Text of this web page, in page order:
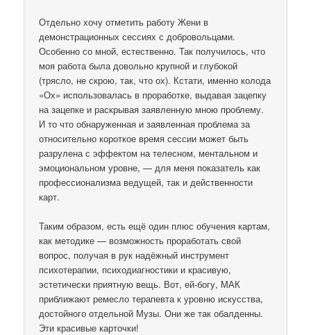
Отдельно хочу отметить работу Жени в
демонстрационных сессиях с добровольцами.
Особенно со мной, естественно. Так получилось, что
моя работа была довольно крупной и глубокой
(трясло, не скрою, так, что ох). Кстати, именно колода
«Ох» использовалась в проработке, выдавая зацепку
на зацепке и раскрывая заявленную мною проблему.
И то что обнаруженная и заявленная проблема за
относительно короткое время сессии может быть
разрулена с эффектом на телесном, ментальном и
эмоциональном уровне, — для меня показатель как
профессионализма ведущей, так и действенности
карт.
Таким образом, есть ещё один плюс обучения картам,
как методике — возможность проработать свой
вопрос, получая в рук надёжный инструмент
психотерапии, психодиагностики и красивую,
эстетически приятную вещь. Вот, ей-богу, МАК
приближают ремесло терапевта к уровню искусства,
достойного отдельной Музы. Они же так обалденны.
Эти красивые карточки!